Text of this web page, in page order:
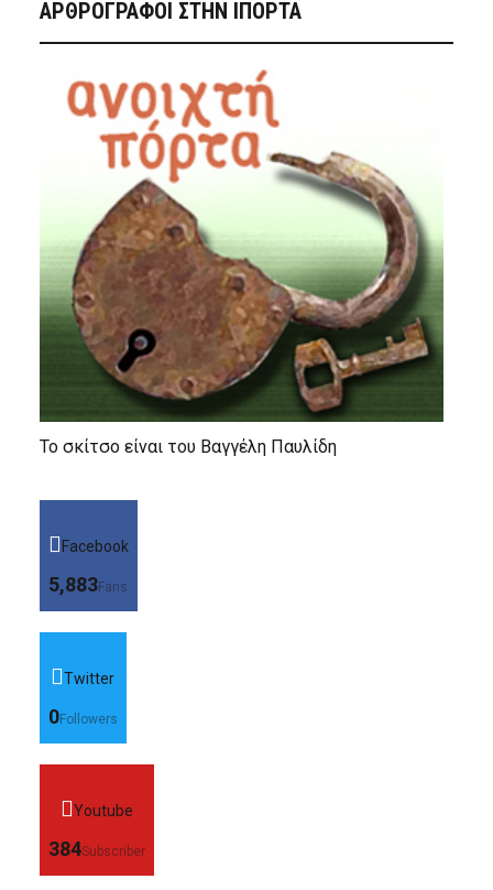
ΑΡΘΡΟΓΡΑΦΟΙ ΣΤΗΝ IΠΟΡΤΑ
Το σκίτσο είναι του Βαγγέλη Παυλίδη
Facebook
5,883Fans
Twitter
0Followers
Youtube
384Subscriber